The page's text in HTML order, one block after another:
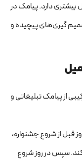
بیشتری دارد. پیامک در
گیری‌های پیچیده و
از پیامک تبلیغاتی و
قبل از شروع جشنواره،
کند. سپس در روز شروع